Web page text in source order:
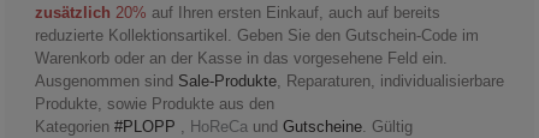
zusätzlich 20% auf Ihren ersten Einkauf, auch auf bereits
reduzierte Kollektionsartikel. Geben Sie den Gutschein-Code im
Warenkorb oder an der Kasse in das vorgesehene Feld ein.
Ausgenommen sind Sale-Produkte , Reparaturen, individualisierbare
Produkte, sowie Produkte aus den
Kategorien #PLOPP HoReCa und Gutscheine . Gültig